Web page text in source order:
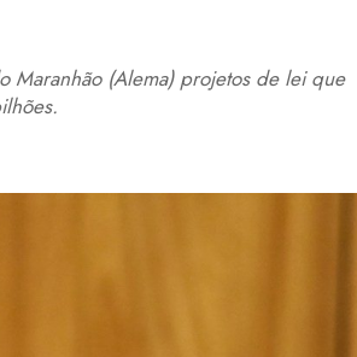
Maranhão (Alema) projetos de lei que